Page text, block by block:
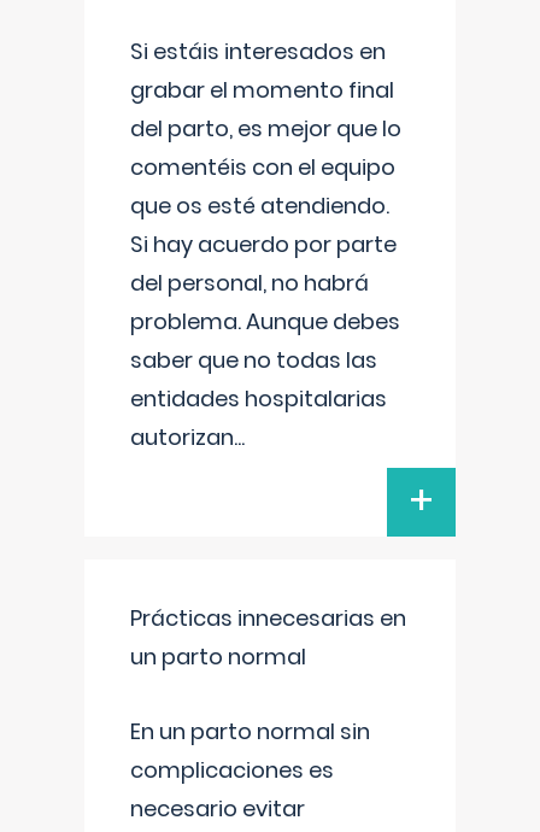
Si estáis interesados en
grabar el momento final
del parto, es mejor que lo
comentéis con el equipo
que os esté atendiendo.
Si hay acuerdo por parte
del personal, no habrá
problema. Aunque debes
saber que no todas las
entidades hospitalarias
autorizan...
+
Prácticas innecesarias en
un parto normal
En un parto normal sin
complicaciones es
necesario evitar